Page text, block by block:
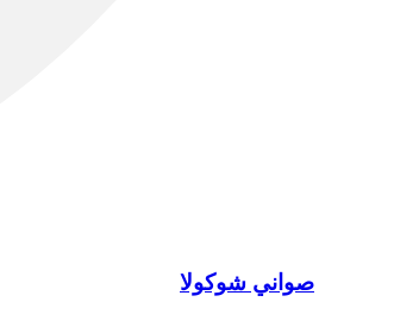
صواني شوكولا